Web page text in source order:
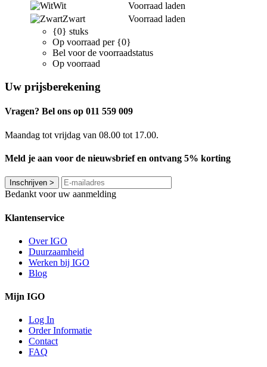
Wit
Voorraad laden
Zwart
Voorraad laden
{0} stuks
Op voorraad per {0}
Bel voor de voorraadstatus
Op voorraad
Uw prijsberekening
Vragen? Bel ons op 011 559 009
Maandag tot vrijdag van 08.00 tot 17.00.
Meld je aan voor de nieuwsbrief en ontvang 5% korting
Inschrijven >
Bedankt voor uw aanmelding
Klantenservice
Over IGO
Duurzaamheid
Werken bij IGO
Blog
Mijn IGO
Log In
Order Informatie
Contact
FAQ